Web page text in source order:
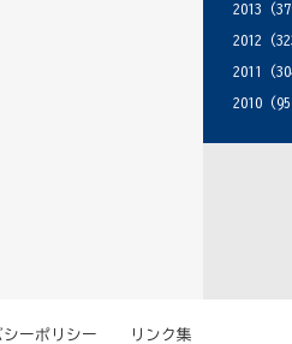
2013
2012
2011
2010
シーポリシー リンク集